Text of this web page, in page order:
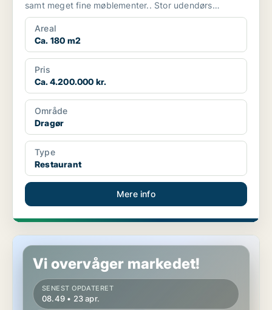
samt meget fine møblementer.. Stor udendørs
servering, privat...
Areal
Ca. 180 m2
Pris
Ca. 4.200.000 kr.
Område
Dragør
Type
Restaurant
Mere info
Butik i København S
Vi overvåger markedet!
SENEST OPDATERET
08.49 • 23 apr.